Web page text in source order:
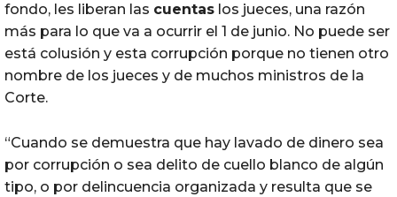
fondo, les liberan las cuentas los jueces, una razón
más para lo que va a ocurrir el 1 de junio. No puede ser
está colusión y esta corrupción porque no tienen otro
nombre de los jueces y de muchos ministros de la
Corte.
“Cuando se demuestra que hay lavado de dinero sea
por corrupción o sea delito de cuello blanco de algún
tipo, o por delincuencia organizada y resulta que se